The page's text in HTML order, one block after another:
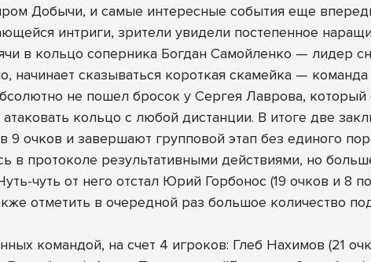
Добычи, и самые интересные события еще
интриги, зрители увидели постепенное
в кольцо соперника Богдан Самойленко — лидер
начинает сказываться короткая скамейка —
не пошел бросок у Сергея Лаврова,
кольцо с любой дистанции. В итоге две
очков и завершают групповой этап без единого
в протоколе результативными действиями, но
чуть от него отстал Юрий Горбонос (19 очков и 8
отметить в очередной раз большое количество
командой, на счет 4 игроков: Глеб Нахимов (21